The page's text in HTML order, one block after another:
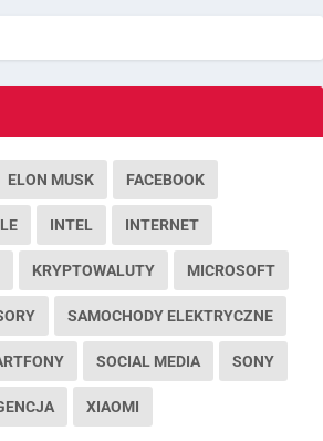
ELON MUSK FACEBOOK
INTEL INTERNET
KRYPTOWALUTY MICROSOFT
SAMOCHODY ELEKTRYCZNE
SOCIAL MEDIA SONY
XIAOMI